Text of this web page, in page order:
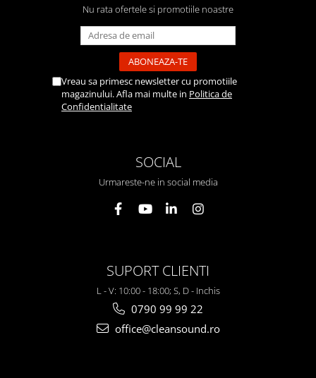
Nu rata ofertele si promotiile noastre
Vreau sa primesc newsletter cu promotiile
magazinului. Afla mai multe in Politica de
Confidentialitate
SOCIAL
Urmareste-ne in social media
SUPORT CLIENTI
L - V: 10:00 - 18:00; S, D - Inchis
0790 99 99 22
office@cleansound.ro